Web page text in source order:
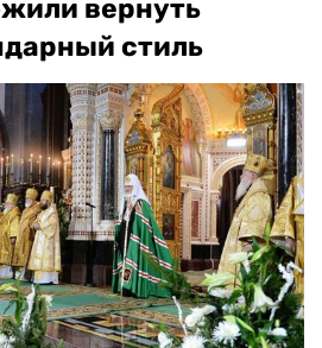
вернуть
стиль